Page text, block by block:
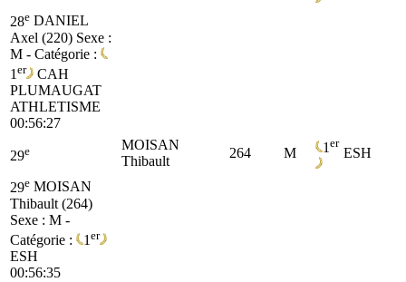
28e DANIEL
Axel (220) Sexe :
M - Catégorie :
1 er
CAH
PLUMAUGAT
ATHLETISME
00:56:27
29e
MOISAN
Thibault
264 M 1 er
ESH
29e MOISAN
Thibault (264)
Sexe : M -
Catégorie :
1 er
ESH
00:56:35